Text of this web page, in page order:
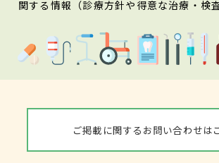
関する情報（診療方針や得意な治療・検
ご掲載に関するお問い合わせは